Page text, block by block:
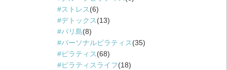
ストレス(6)
デトックス(13)
バリ島(8)
パーソナルピラティス(35)
ピラティス(68)
ピラティスライフ(18)